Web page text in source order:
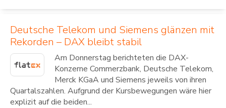
Deutsche Telekom und Siemens glänzen mit
Rekorden – DAX bleibt stabil
Am Donnerstag berichteten die DAX-
Konzerne Commerzbank, Deutsche Telekom,
Merck KGaA und Siemens jeweils von ihren
Quartalszahlen. Aufgrund der Kursbewegungen wäre hier
explizit auf die beiden...